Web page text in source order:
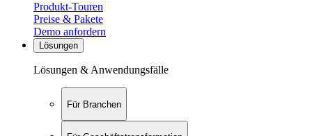
Produkt-Touren
Preise & Pakete
Demo anfordern
Lösungen
Lösungen & Anwendungsfälle
Für Branchen